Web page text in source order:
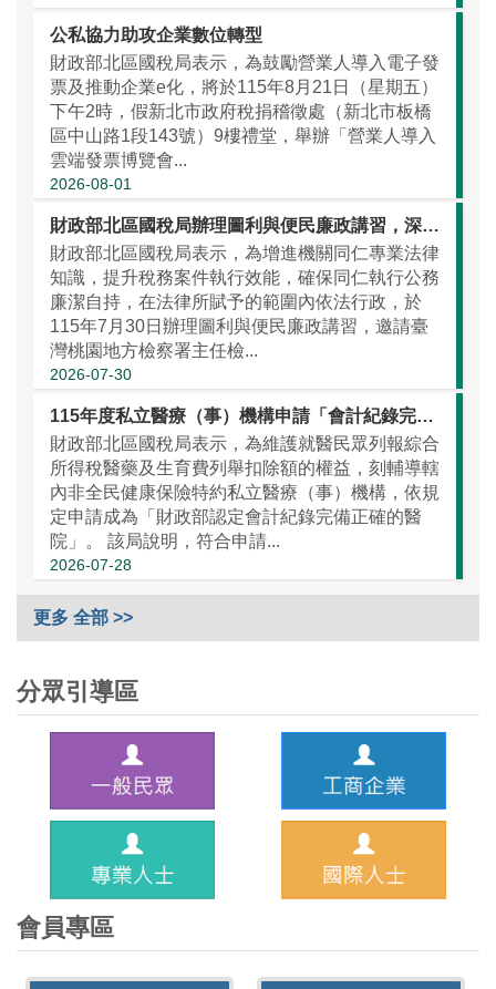
公私協力助攻企業數位轉型
財政部北區國稅局表示，為鼓勵營業人導入電子發
票及推動企業e化，將於115年8月21日（星期五）
下午2時，假新北市政府稅捐稽徵處（新北市板橋
區中山路1段143號）9樓禮堂，舉辦「營業人導入
雲端發票博覽會...
2026-08-01
財政部北區國稅局辦理圖利與便民廉政講習，深耕稅務員法紀觀念
財政部北區國稅局表示，為增進機關同仁專業法律
知識，提升稅務案件執行效能，確保同仁執行公務
廉潔自持，在法律所賦予的範圍內依法行政，於
115年7月30日辦理圖利與便民廉政講習，邀請臺
灣桃園地方檢察署主任檢...
2026-07-30
115年度私立醫療（事）機構申請「會計紀錄完備正確之醫院」認定自即日起開始受理
財政部北區國稅局表示，為維護就醫民眾列報綜合
所得稅醫藥及生育費列舉扣除額的權益，刻輔導轄
內非全民健康保險特約私立醫療（事）機構，依規
定申請成為「財政部認定會計紀錄完備正確的醫
院」。 該局說明，符合申請...
2026-07-28
更多 全部 >>
分眾引導區
會員專區